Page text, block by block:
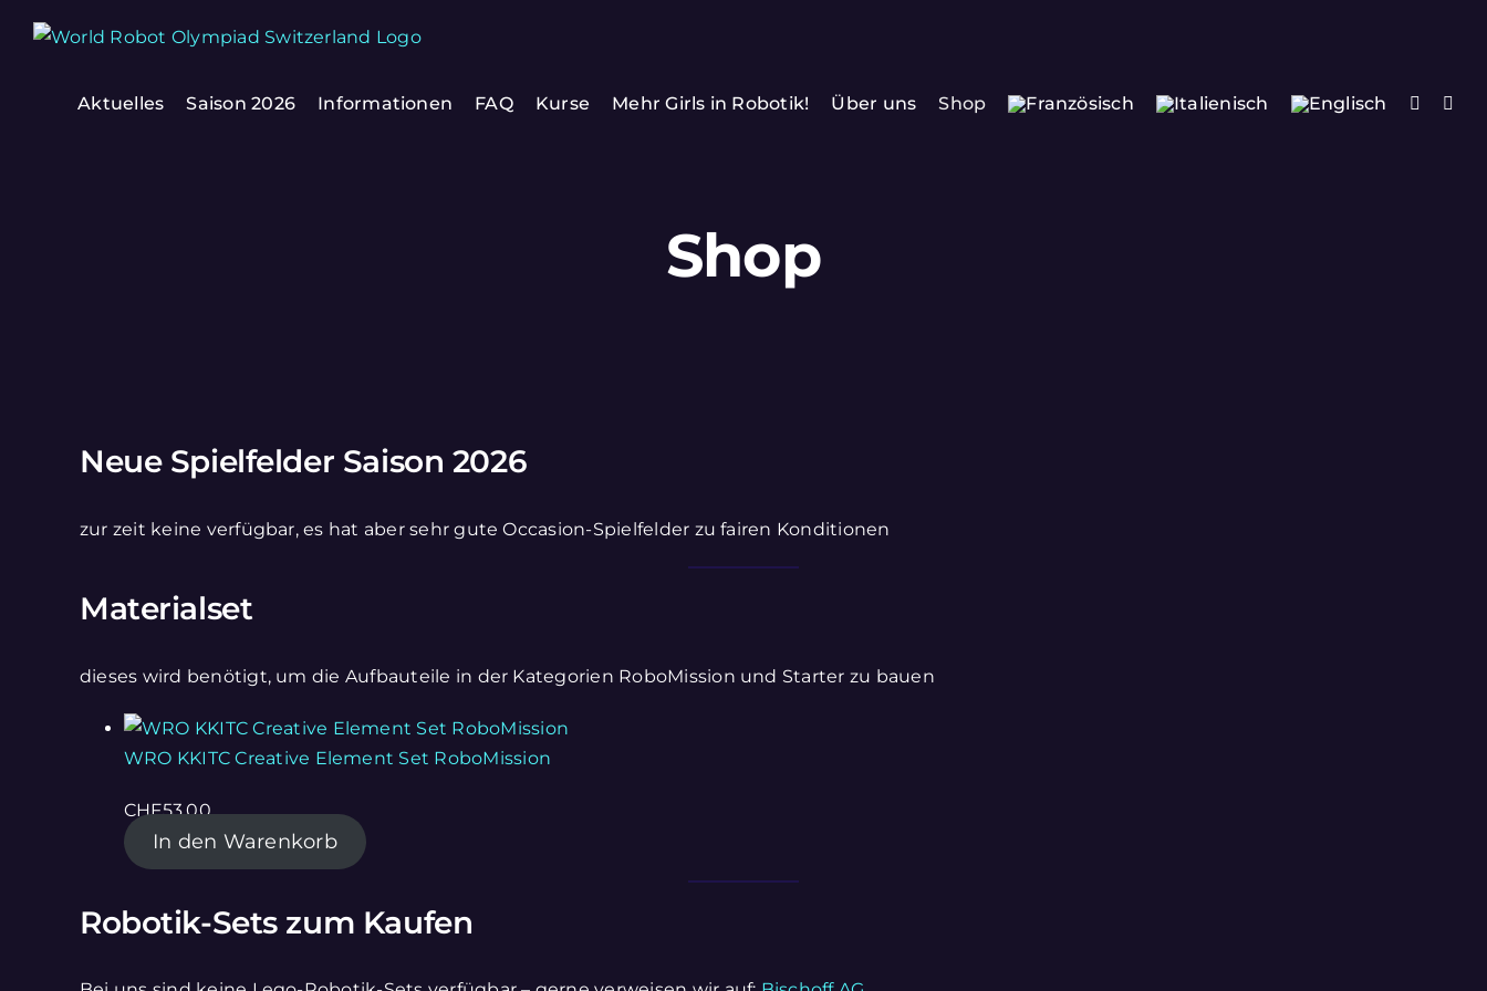
Inhalt
Aktuelles
Saison 2026 Informationen FAQ Kurse Mehr Girls in Robotik! Über uns Shop
Shop
Neue Spielfelder Saison 2026
zur zeit keine verfügbar, es hat aber sehr gute Occasion-Spielfelder zu fairen Konditionen
Materialset
dieses wird benötigt, um die Aufbauteile in der Kategorien RoboMission und Starter zu bauen
WRO KKITC Creative Element Set RoboMission
CHF53.00
In den Warenkorb
Robotik-Sets zum Kaufen